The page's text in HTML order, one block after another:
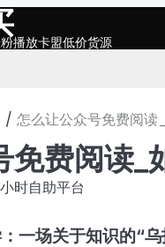
播放卡盟低价货源
怎么让公众号免费阅读
免费阅读_
时自助平台
一场关于知识的“